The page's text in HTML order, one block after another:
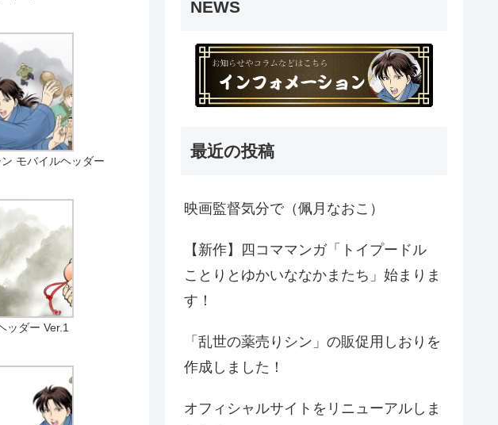
モバイルヘッダー
ッダー Ver.1
NEWS
最近の投稿
映画監督気分で（佩月なおこ）
【新作】四コママンガ「トイプードル
ことりとゆかいななかまたち」始まりま
す！
「乱世の薬売りシン」の販促用しおりを
作成しました！
オフィシャルサイトをリニューアルしま